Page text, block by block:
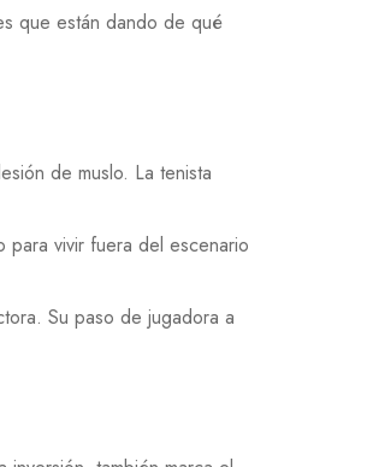
que están dando de qué
de muslo. La tenista
para vivir fuera del escenario
Su paso de jugadora a